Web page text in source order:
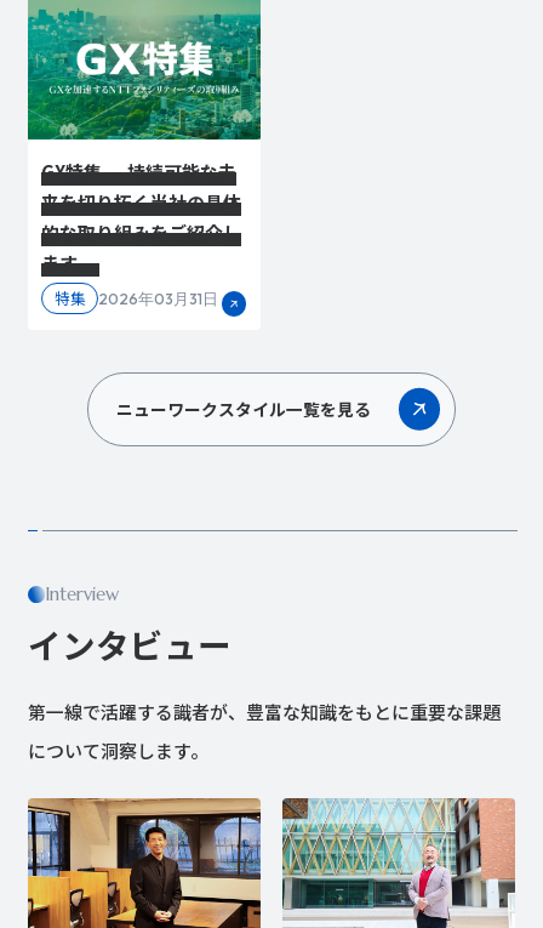
GX特集 ― 持続可能な未
来を切り拓く当社の具体
的な取り組みをご紹介し
ます ―
2026年03月31日
特集
ニューワークスタイル一覧を見る
Interview
インタビュー
第一線で活躍する識者が、豊富な知識をもとに重要な課題
について洞察します。